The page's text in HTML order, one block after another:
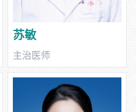
苏敏
主治医师